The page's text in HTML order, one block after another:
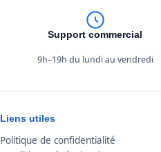
Support commercial
9h–19h du lundi au vendredi
Liens utiles
Politique de confidentialité